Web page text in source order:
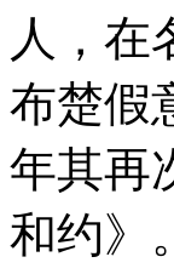
人，在
布楚假
年其再
和约》